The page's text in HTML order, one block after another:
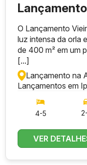
O Lançamento
luz intensa da orla
de 400 m² em um
[...]
Lançamento na
Lançamentos em
4-5
VER